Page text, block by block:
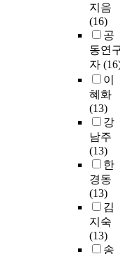
지음
(16)
공
동연
자
이
혜화
(13)
강
남주
(13)
한
경동
(13)
김
지숙
(13)
송